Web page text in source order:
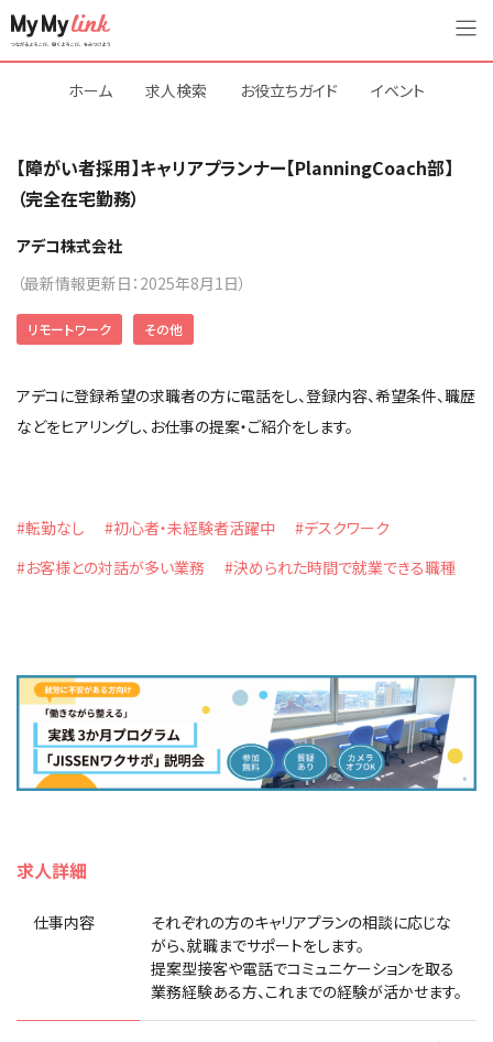
ホーム 求人検索 お役立ちガイド イベント
【障がい者採用】キャリアプランナー【PlanningCoach部】
（完全在宅勤務）
アデコ株式会社
（最新情報更新日：2025年8月1日）
リモートワーク その他
アデコに登録希望の求職者の方に電話をし、登録内容、希望条件、職歴
などをヒアリングし、お仕事の提案・ご紹介をします。
#転勤なし #初心者・未経験者活躍中
#デスクワーク
#お客様との対話が多い業務
#決められた時間で就業できる職種
求人詳細
仕事内容
それぞれの方のキャリアプランの相談に応じな
がら、就職までサポートをします。
提案型接客や電話でコミュニケーションを取る
業務経験ある方、これまでの経験が活かせます。